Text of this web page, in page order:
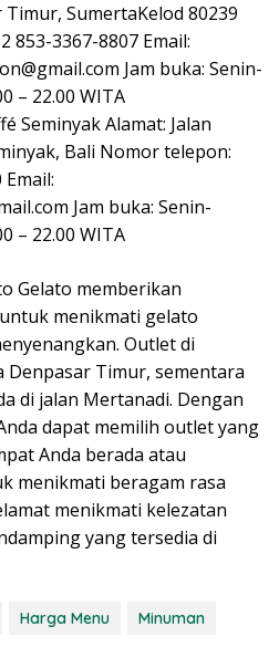
SumertaKelod 80239
853-3367-8807 Email:
Jam buka: Senin-
– 22.00 WITA
Seminyak Alamat: Jalan
Bali Nomor telepon:
Jam buka: Senin-
– 22.00 WITA
Gelato memberikan
menikmati gelato
Outlet di
Denpasar Timur, sementara
di jalan Mertanadi. Dengan
dapat memilih outlet yang
Anda berada atau
menikmati beragam rasa
menikmati kelezatan
yang tersedia di
Harga Menu
Minuman